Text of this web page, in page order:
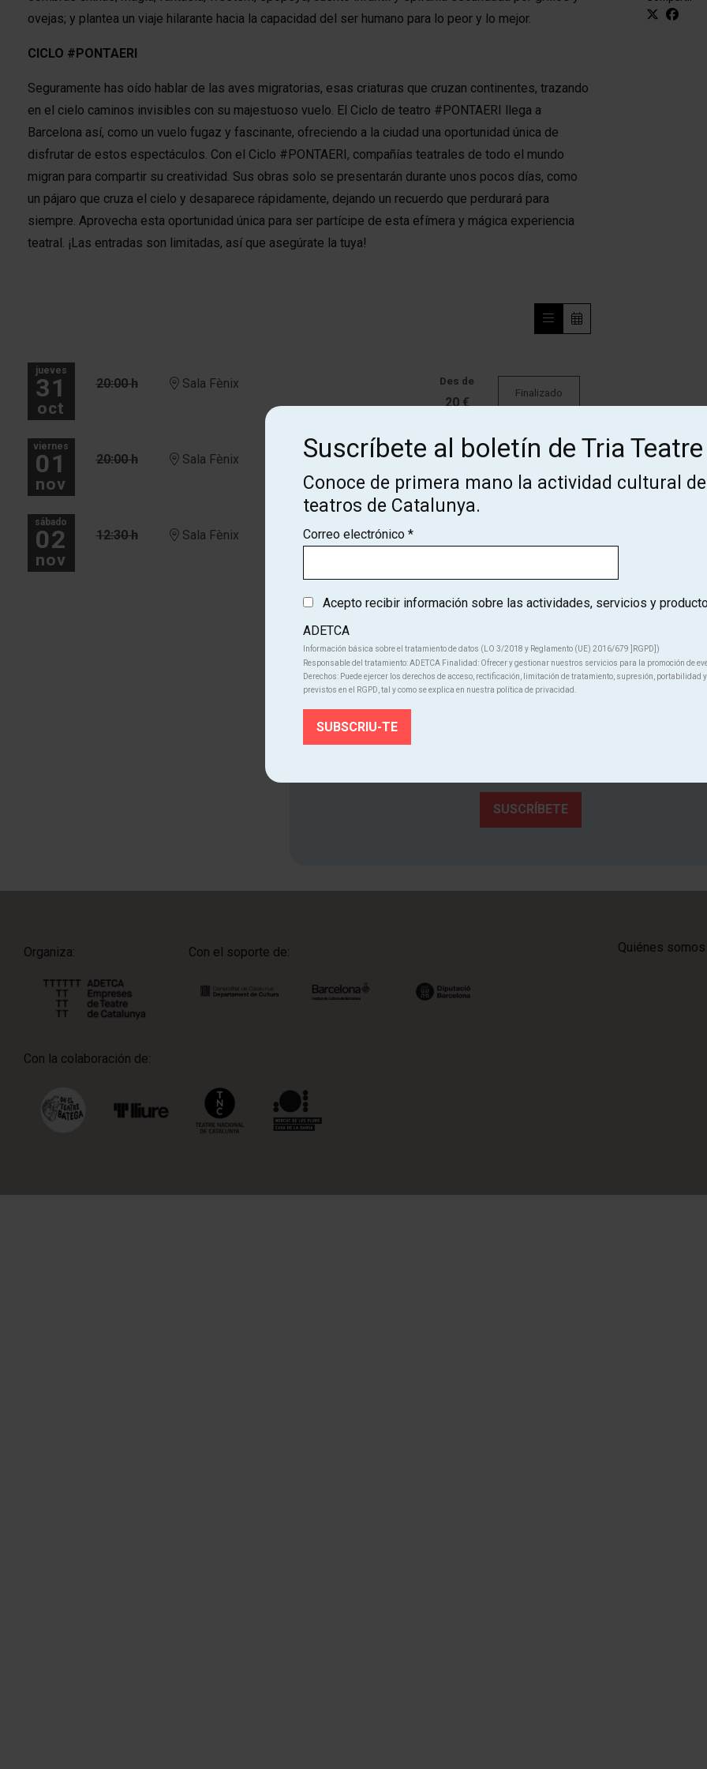
ovejas; y plantea un viaje hilarante hacia la capacidad del ser humano para lo peor y lo mejor.
CICLO #PONTAERI
Seguramente has oído hablar de las aves migratorias, esas criaturas que cruzan continentes, trazando
en el cielo caminos invisibles con su majestuoso vuelo. El Ciclo de teatro #PONTAERI llega a
Barcelona así, como un vuelo fugaz y fascinante, ofreciendo a la ciudad una oportunidad única de
disfrutar de estos espectáculos. Con el Ciclo #PONTAERI, compañías teatrales de todo el mundo
migran para compartir su creatividad. Sus obras solo se presentarán durante unos pocos días, como
un pájaro que cruza el cielo y desaparece rápidamente, dejando un recuerdo que perdurará para
siempre. Aprovecha esta oportunidad única para ser partícipe de esta efímera y mágica experiencia
teatral. ¡Las entradas son limitadas, así que asegúrate la tuya!
jueves
31
oct
20:00 h Sala Fènix Des de
20 €
Finalizado
viernes
01
nov
20:00 h Sala Fènix Des de
20 €
sábado
02
nov
12:30 h Sala Fènix
Finalizado
¡Suscríbete al boletín de Tria
SUSCRÍBETE
Organiza: Con el soporte de:
Con la colaboración de:
Quiénes somos
Suscríbete al boletín de Tria Teatre
Conoce de primera mano la actividad cultural
teatros de Catalunya.
Correo electrónico *
Acepto recibir información sobre las actividades, servicios y
ADETCA
Información básica sobre el tratamiento de datos (LO 3/2018 y Reglamento (UE) 2016/679 ]RGPD])
Responsable del tratamiento: ADETCA Finalidad: Ofrecer y gestionar nuestros servicios para la promoción de
Derechos: Puede ejercer los derechos de acceso, rectificación, limitación de tratamiento, supresión, portabilidad y
previstos en el RGPD, tal y como se explica en nuestra política de privacidad.